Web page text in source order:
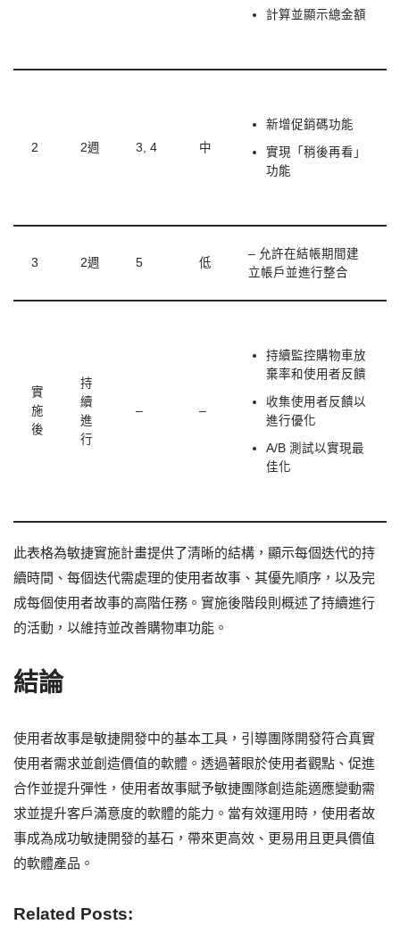
計算並顯示總金額
2 2週 3, 4 中
新增促銷碼功能
實現「稍後再看」
功能
3 2週 5 低
– 允許在結帳期間建
立帳戶並進行整合
實
施
後
持
續
進
行
– –
持續監控購物車放
棄率和使用者反饋
收集使用者反饋以
進行優化
A/B 測試以實現最
佳化
此表格為敏捷實施計畫提供了清晰的結構，顯示每個迭代的持
續時間、每個迭代需處理的使用者故事、其優先順序，以及完
成每個使用者故事的高階任務。實施後階段則概述了持續進行
的活動，以維持並改善購物車功能。
結論
使用者故事是敏捷開發中的基本工具，引導團隊開發符合真實
使用者需求並創造價值的軟體。透過著眼於使用者觀點、促進
合作並提升彈性，使用者故事賦予敏捷團隊創造能適應變動需
求並提升客戶滿意度的軟體的能力。當有效運用時，使用者故
事成為成功敏捷開發的基石，帶來更高效、更易用且更具價值
的軟體產品。
Related Posts: